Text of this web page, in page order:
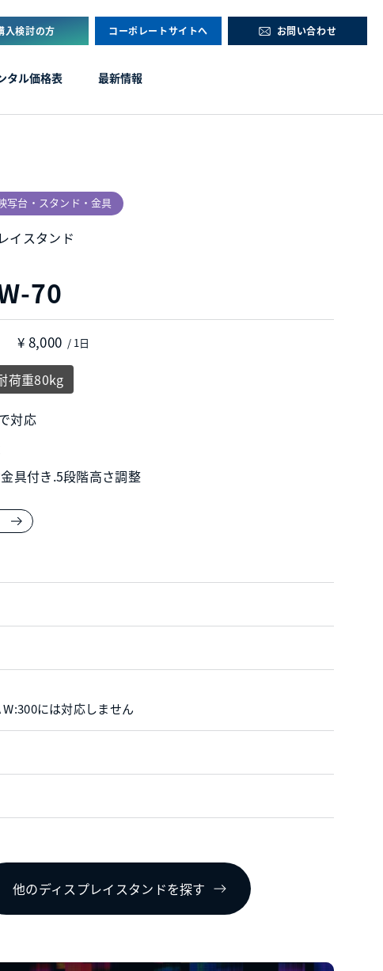
入検討の方 コーポレートサイトへ お問い合わせ
タル価格表 最新情報
写台・スタンド・金具
イスタンド
70
¥ 8,000 / 1日
荷重80kg
対応
具付き.5段階高さ調整
には対応しません
他のディスプレイスタンドを探す